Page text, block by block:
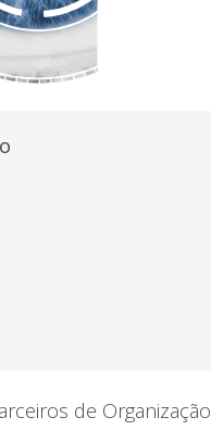
de Organização